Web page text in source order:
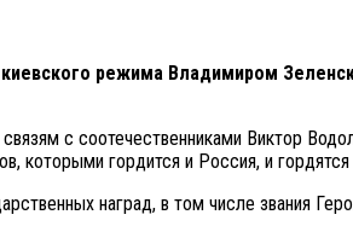
режима Владимиром
с соотечественниками Виктор
которыми гордится и Россия, и
наград, в том числе звания